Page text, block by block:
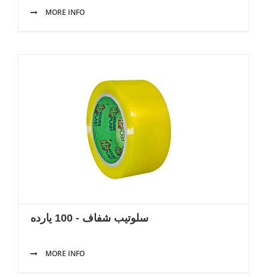
MORE INFO
سلوتيب شفاف - 100 يارده
MORE INFO